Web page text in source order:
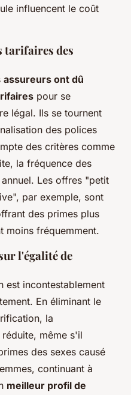
influencent le coût
tarifaires des
assureurs ont dû
pour se
légal. Ils se tournent
des polices
des critères comme
la fréquence des
Les offres "petit
par exemple, sont
des primes plus
moins fréquemment.
l'égalité de
est incontestablement
En éliminant le
la
même s'il
des sexes causé
continuant à
meilleur profil de